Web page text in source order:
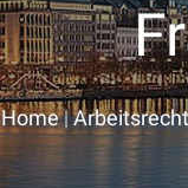
Home|Arbeitsrecht